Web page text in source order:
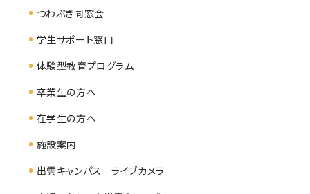
つわぶき同窓会
学生サポート窓口
体験型教育プログラム
卒業生の方へ
在学生の方へ
施設案内
出雲キャンパス ライブカメラ